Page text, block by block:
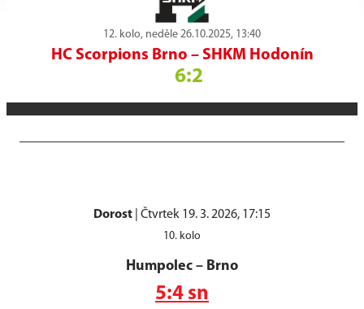
12. kolo, neděle 26.10.2025, 13:40
HC Scorpions Brno – SHKM Hodonín
6:2
Dorost Čtvrtek 19. 3. 2026, 17:15
10. kolo
Humpolec – Brno
5:4 sn